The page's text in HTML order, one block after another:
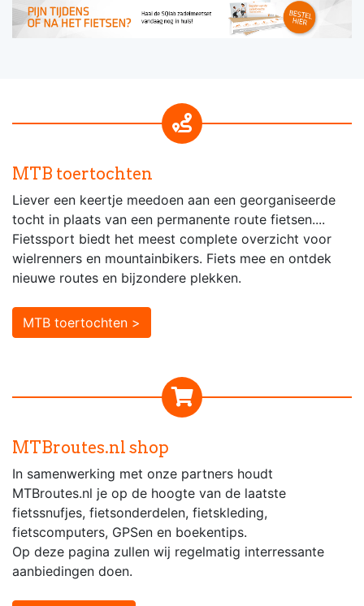
MTB toertochten
Liever een keertje meedoen aan een georganiseerde
tocht in plaats van een permanente route fietsen....
Fietssport biedt het meest complete overzicht voor
wielrenners en mountainbikers. Fiets mee en ontdek
nieuwe routes en bijzondere plekken.
MTB toertochten >
MTBroutes.nl shop
In samenwerking met onze partners houdt
MTBroutes.nl je op de hoogte van de laatste
fietssnufjes, fietsonderdelen, fietskleding,
fietscomputers, GPSen en boekentips.
Op deze pagina zullen wij regelmatig interressante
aanbiedingen doen.